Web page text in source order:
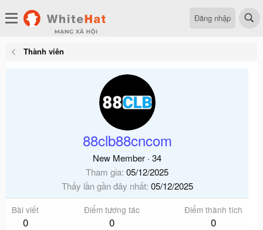
Đăng nhập
Thành viên
88clb88cncom
New Member · 34
Tham gia 05/12/2025
Thấy lần gần đây nhất 05/12/2025
Bài viết
0
Điểm tương tác
0
Điểm thành tích
0